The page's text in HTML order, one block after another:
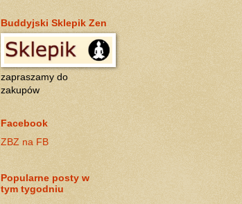
Buddyjski Sklepik Zen
zapraszamy do
zakupów
Facebook
ZBZ na FB
Popularne posty w
tym tygodniu